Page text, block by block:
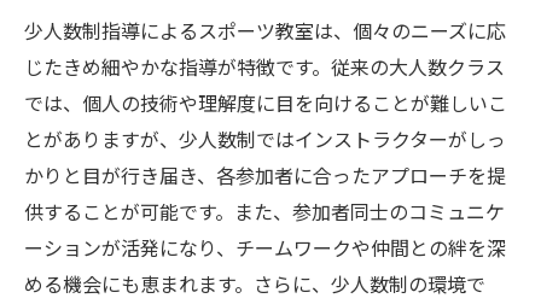
少人数制指導によるスポーツ教室は、個々のニーズに応
じたきめ細やかな指導が特徴です。従来の大人数クラス
では、個人の技術や理解度に目を向けることが難しいこ
とがありますが、少人数制ではインストラクターがしっ
かりと目が行き届き、各参加者に合ったアプローチを提
供することが可能です。また、参加者同士のコミュニケ
ーションが活発になり、チームワークや仲間との絆を深
める機会にも恵まれます。さらに、少人数制の環境で